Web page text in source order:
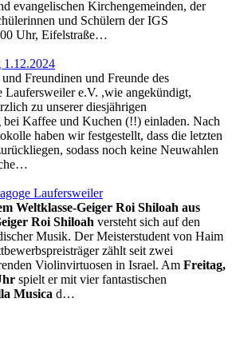
evangelischen Kirchengemeinden, der
und Schülern der IGS
Uhr, Eifelstraße…
1.12.2024
Freundinen und Freunde des
Laufersweiler e.V. ,wie angekündigt,
zu unserer diesjährigen
Kaffee und Kuchen (!!) einladen. Nach
haben wir festgestellt, dass die letzten
sodass noch keine Neuwahlen
Laufersweiler
Weltklasse-Geiger Roi Shiloah aus
Roi Shiloah versteht sich auf den
Musik. Der Meisterstudent von Haim
zählt seit zwei
Violinvirtuosen in Israel. Am Freitag,
spielt er mit vier fantastischen
Musica d…